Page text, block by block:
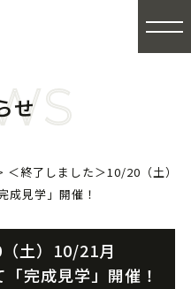
せ
＜終了しました＞10/20（土）
成見学」開催！
土）10/21月
「完成見学」開催！